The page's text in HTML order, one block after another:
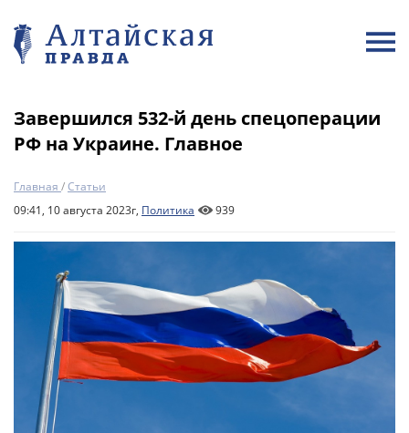
Завершился 532-й день спецоперации
РФ на Украине. Главное
Главная /Статьи
09:41, 10 августа 2023г, Политика 939